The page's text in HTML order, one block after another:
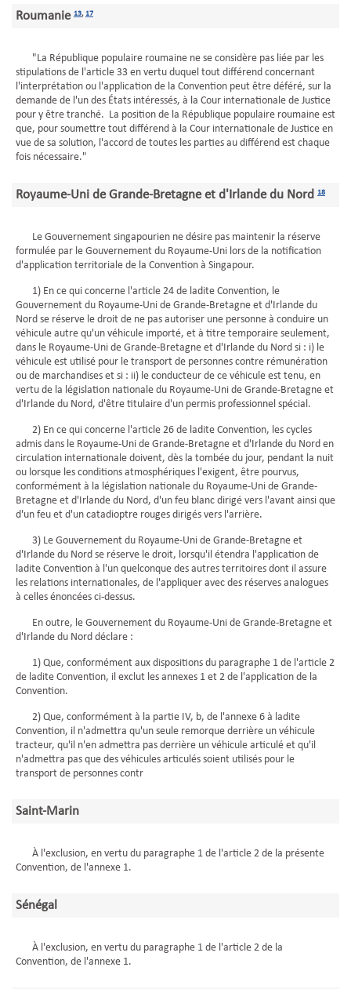
Roumanie 13,17
"La République populaire roumaine ne se considère pas liée par les
stipulations de l'article 33 en vertu duquel tout différend concernant
l'interprétation ou l'application de la Convention peut être déféré, sur la
demande de l'un des États intéressés, à la Cour internationale de Justice
pour y être tranché. La position de la République populaire roumaine est
que, pour soumettre tout différend à la Cour internationale de Justice en
vue de sa solution, l'accord de toutes les parties au différend est chaque
fois nécessaire."
Royaume-Uni de Grande-Bretagne et d'Irlande du Nord 18
Le Gouvernement singapourien ne désire pas maintenir la réserve
formulée par le Gouvernement du Royaume-Uni lors de la notification
d'application territoriale de la Convention à Singapour.
1) En ce qui concerne l'article 24 de ladite Convention, le
Gouvernement du Royaume-Uni de Grande-Bretagne et d'Irlande du
Nord se réserve le droit de ne pas autoriser une personne à conduire un
véhicule autre qu'un véhicule importé, et à titre temporaire seulement,
dans le Royaume-Uni de Grande-Bretagne et d'Irlande du Nord si : i) le
véhicule est utilisé pour le transport de personnes contre rémunération
ou de marchandises et si : ii) le conducteur de ce véhicule est tenu, en
vertu de la législation nationale du Royaume-Uni de Grande-Bretagne et
d'Irlande du Nord, d'être titulaire d'un permis professionnel spécial.
2) En ce qui concerne l'article 26 de ladite Convention, les cycles
admis dans le Royaume-Uni de Grande-Bretagne et d'Irlande du Nord en
circulation internationale doivent, dès la tombée du jour, pendant la nuit
ou lorsque les conditions atmosphériques l'exigent, être pourvus,
conformément à la législation nationale du Royaume-Uni de Grande-
Bretagne et d'Irlande du Nord, d'un feu blanc dirigé vers l'avant ainsi que
d'un feu et d'un catadioptre rouges dirigés vers l'arrière.
3) Le Gouvernement du Royaume-Uni de Grande-Bretagne et
d'Irlande du Nord se réserve le droit, lorsqu'il étendra l'application de
ladite Convention à l'un quelconque des autres territoires dont il assure
les relations internationales, de l'appliquer avec des réserves analogues
à celles énoncées ci-dessus.
En outre, le Gouvernement du Royaume-Uni de Grande-Bretagne et
d'Irlande du Nord déclare :
1) Que, conformément aux dispositions du paragraphe 1 de l'article 2
de ladite Convention, il exclut les annexes 1 et 2 de l'application de la
Convention.
2) Que, conformément à la partie IV, b, de l'annexe 6 à ladite
Convention, il n'admettra qu'un seule remorque derrière un véhicule
tracteur, qu'il n'en admettra pas derrière un véhicule articulé et qu'il
n'admettra pas que des véhicules articulés soient utilisés pour le
transport de personnes contr
Saint-Marin
À l'exclusion, en vertu du paragraphe 1 de l'article 2 de la présente
Convention, de l'annexe 1.
Sénégal
À l'exclusion, en vertu du paragraphe 1 de l'article 2 de la
Convention, de l'annexe 1.